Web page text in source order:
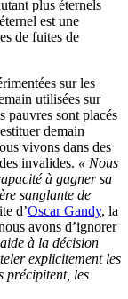
plus éternels
est une
de fuites de
sur les
utilisées sur
pauvres sont placés
demain
vivons dans des
invalides. « Nous
à gagner sa
sanglante de
d’Oscar Gandy, la
avons d’ignorer
à la décision
explicitement les
précipitent, les